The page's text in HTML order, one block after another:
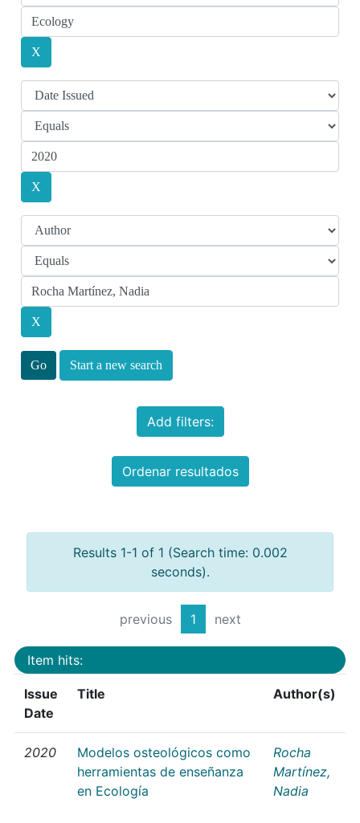
Start a new search
Add filters:
Ordenar resultados
Results 1-1 of 1 (Search time: 0.002
seconds).
previous 1 next
Item hits:
Issue
Date
Title Author(s)
2020
Modelos osteológicos como
herramientas de enseñanza
en Ecología
Rocha
Martínez,
Nadia